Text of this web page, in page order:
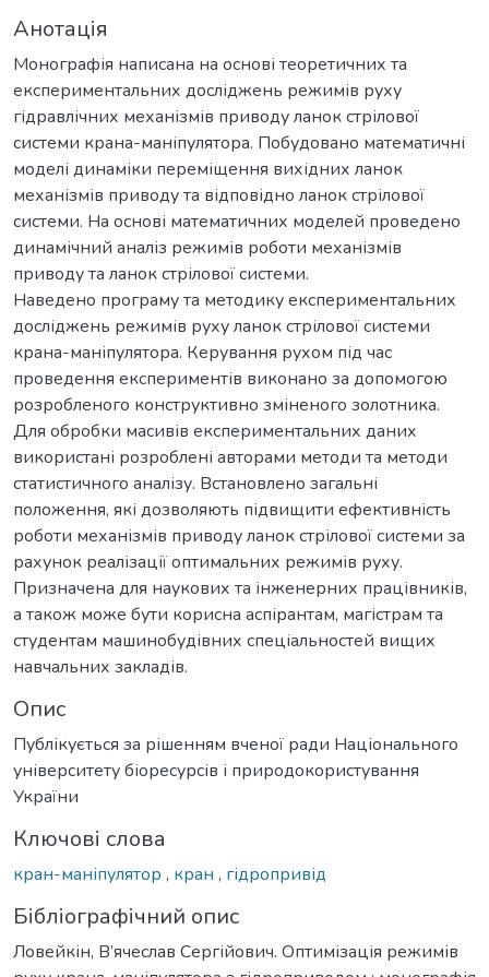
Анотація
Монографія написана на основі теоретичних та
експериментальних досліджень режимів руху
гідравлічних механізмів приводу ланок стрілової
системи крана-маніпулятора. Побудовано математичні
моделі динаміки переміщення вихідних ланок
механізмів приводу та відповідно ланок стрілової
системи. На основі математичних моделей проведено
динамічний аналіз режимів роботи механізмів
приводу та ланок стрілової системи.
Наведено програму та методику експериментальних
досліджень режимів руху ланок стрілової системи
крана-маніпулятора. Керування рухом під час
проведення експериментів виконано за допомогою
розробленого конструктивно зміненого золотника.
Для обробки масивів експериментальних даних
використані розроблені авторами методи та методи
статистичного аналізу. Встановлено загальні
положення, які дозволяють підвищити ефективність
роботи механізмів приводу ланок стрілової системи за
рахунок реалізації оптимальних режимів руху.
Призначена для наукових та інженерних працівників,
а також може бути корисна аспірантам, магістрам та
студентам машинобудівних спеціальностей вищих
навчальних закладів.
Опис
Публікується за рішенням вченої ради Національного
університету біоресурсів і природокористування
України
Ключові слова
кран-маніпулятор , кран , гідропривід
Бібліографічний опис
Ловейкін, В’ячеслав Сергійович. Оптимізація режимів